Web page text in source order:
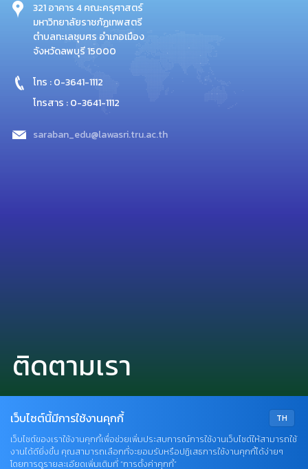
321 อาคาร 4 คณะครุศาสตร์
มหาวิทยาลัยราชภัฏเทพสตรี
ตำบลทะเลชุบศร อำเภอเมือง
จังหวัดลพบุรี 15000
โทร : 0-3641-1112
โทรสาร : 0-3641-1112
saraban_edu@lawasri.tru.ac.th
ติดตามเรา
Terms & Conditions
TH
เว็บไซต์นี้มีการใช้งานคุกกี้
เว็บไซต์ของเราใช้งานคุกกี้เพื่อช่วยเพิ่มประสบการณ์การใช้งานเว็บไซต์ให้สามารถใช้
งานได้ดียิ่งขึ้น คุณสามารถเลือกที่จะยอมรับหรือปฏิเสธการใช้งานคุกกี้ได้ง่ายๆ
โดยการดูรายละเอียดเพิ่มเติมที่ “การตั้งค่าคุกกี้”
เราใช้คุกกี้เพื่อเพิ่มประสบการณ์และความพึงพอใจในการใช้งานเว็บไซต์